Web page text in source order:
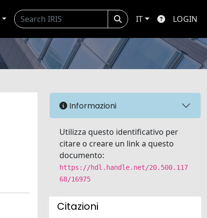
IT LOGIN
Informazioni
Utilizza questo identificativo per
citare o creare un link a questo
documento:
https://hdl.handle.net/20.500.117
68/16975
Citazioni